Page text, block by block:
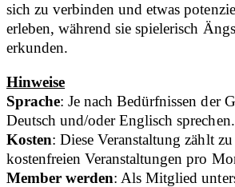
sich zu verbinden und etwas
erleben, während sie spielerisch
erkunden.
Hinweise
Sprache: Je nach Bedürfnissen der
Deutsch und/oder Englisch sprechen.
Kosten: Diese Veranstaltung zählt
kostenfreien Veranstaltungen pro
Member werden: Als Mitglied